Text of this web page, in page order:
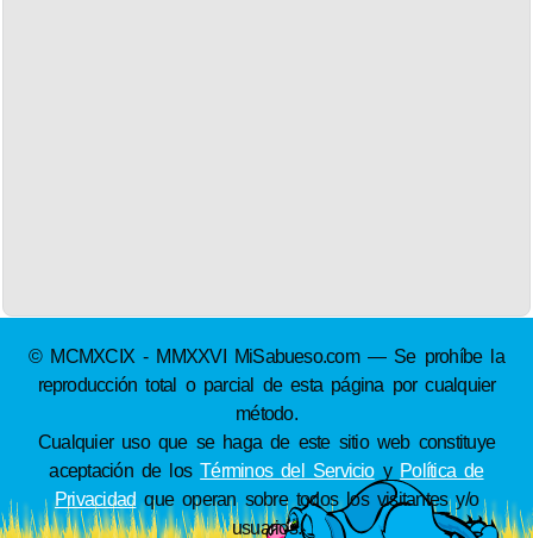
© MCMXCIX - MMXXVI MiSabueso.com — Se prohíbe la
reproducción total o parcial de esta página por cualquier
método.
Cualquier uso que se haga de este sitio web constituye
aceptación de losTérminos del Servicioy Política de
Privacidad que operan sobre todos los visitantes y/o
usuarios.